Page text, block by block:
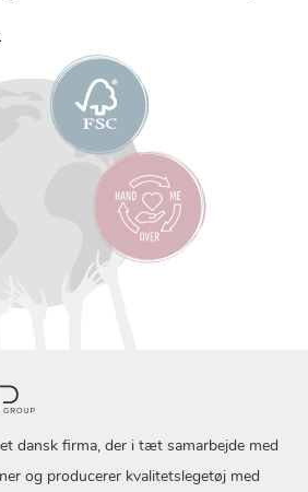
dansk firma, der i tæt samarbejde med
og producerer kvalitetslegetøj med